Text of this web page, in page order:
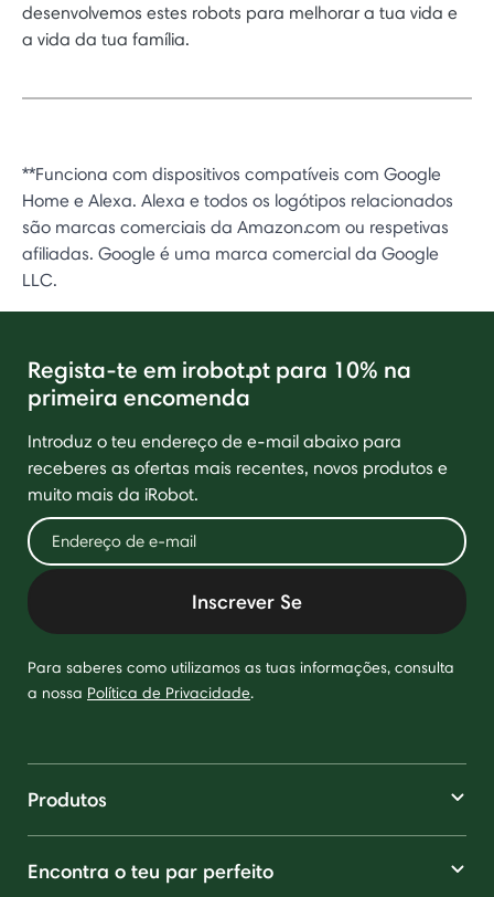
desenvolvemos estes robots para melhorar a tua vida e
a vida da tua família.
**Funciona com dispositivos compatíveis com Google
Home e Alexa. Alexa e todos os logótipos relacionados
são marcas comerciais da Amazon.com ou respetivas
afiliadas. Google é uma marca comercial da Google
LLC.
Regista-te em irobot.pt para 10% na
primeira encomenda
Introduz o teu endereço de e-mail abaixo para
receberes as ofertas mais recentes, novos produtos e
muito mais da iRobot.
Inscrever Se
Para saberes como utilizamos as tuas informações, consulta
a nossa Política de Privacidade.
Produtos
Encontra o teu par perfeito